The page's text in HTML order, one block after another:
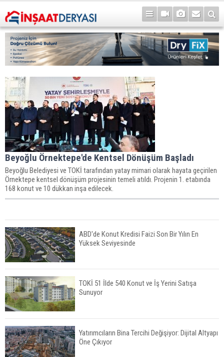
Beyoğlu Örnektepe'de Kentsel Dönüşüm Başladı
Beyoğlu Belediyesi ve TOKİ tarafından yatay mimari olarak hayata geçirilen
Örnektepe kentsel dönüşüm projesinin temeli atıldı. Projenin 1. etabında
168 konut ve 10 dükkan inşa edilecek.
ABD'de Konut Kredisi Faizi Son Bir Yılın En
Yüksek Seviyesinde
TOKİ 51 İlde 540 Konut ve İş Yerini Satışa
Sunuyor
Yatırımcıların Bina Tercihi Değişiyor: Dijital Altyapı
Öne Çıkıyor